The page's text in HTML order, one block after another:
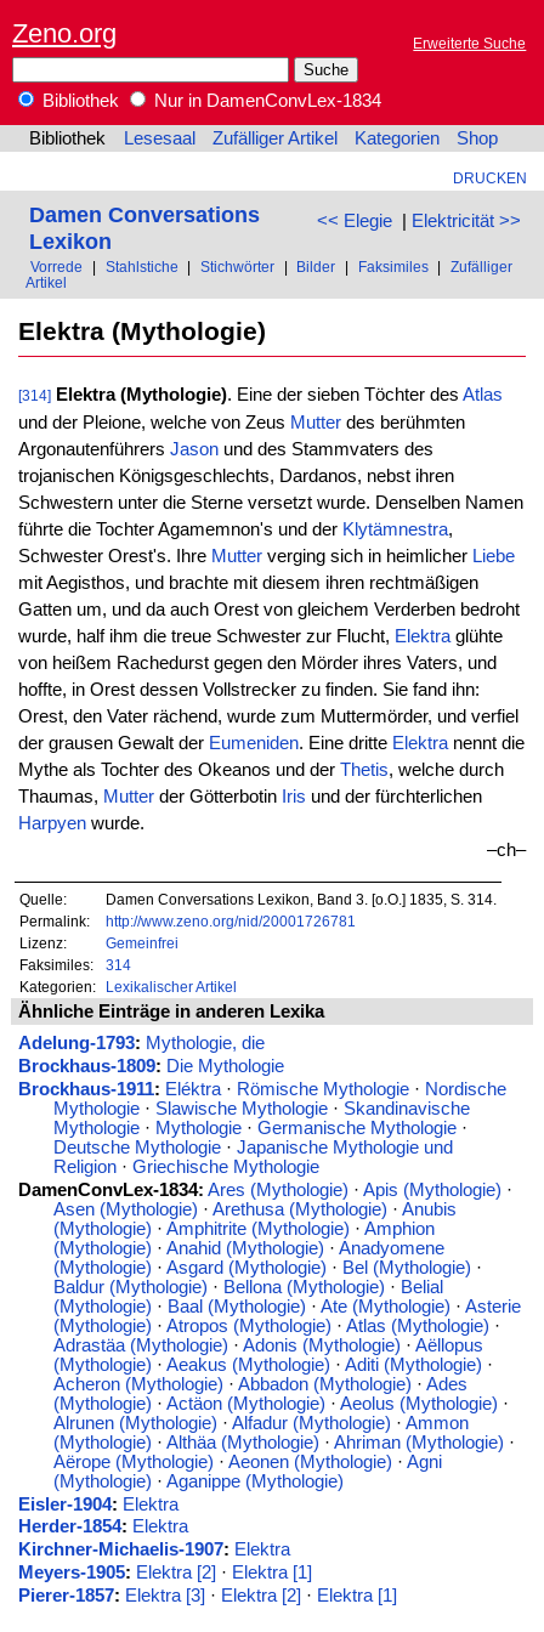
Zeno.org Erweiterte Suche
Bibliothek
Nur in DamenConvLex-1834
Bibliothek
Lesesaal Zufälliger Artikel Kategorien Shop
DRUCKEN
<< Elegie| Elektricität >>
Damen Conversations
Lexikon
Vorrede Stahlstiche Stichwörter Bilder Faksimiles
Zufälliger
Artikel
Elektra (Mythologie)
[314] Elektra (Mythologie). Eine der sieben Töchter des Atlas
und der Pleione, welche von Zeus Mutterdes berühmten
Argonautenführers Jasonund des Stammvaters des
trojanischen Königsgeschlechts, Dardanos, nebst ihren
Schwestern unter die Sterne versetzt wurde. Denselben Namen
führte die Tochter Agamemnon's und der Klytämnestra,
Schwester Orest's. Ihre Mutterverging sich in heimlicher Liebe
mit Aegisthos, und brachte mit diesem ihren rechtmäßigen
Gatten um, und da auch Orest von gleichem Verderben bedroht
wurde, half ihm die treue Schwester zur Flucht, Elektraglühte
von heißem Rachedurst gegen den Mörder ihres Vaters, und
hoffte, in Orest dessen Vollstrecker zu finden. Sie fand ihn:
Orest, den Vater rächend, wurde zum Muttermörder, und verfiel
der grausen Gewalt der Eumeniden. Eine dritte Elektranennt die
Mythe als Tochter des Okeanos und der Thetis, welche durch
Thaumas, Mutterder Götterbotin Iris und der fürchterlichen
Harpyenwurde.
–ch–
Quelle:
Damen Conversations Lexikon, Band 3. [o.O.] 1835, S. 314.
Permalink:
http://www.zeno.org/nid/20001726781
Lizenz:
Gemeinfrei
Faksimiles:
314
Kategorien:
Lexikalischer Artikel
Ähnliche Einträge in anderen Lexika
Adelung-1793: Mythologie, die
Brockhaus-1809: Die Mythologie
Brockhaus-1911: Eléktra· Römische Mythologie· Nordische
Mythologie· Slawische Mythologie· Skandinavische
Mythologie· Mythologie· Germanische Mythologie·
Deutsche Mythologie· Japanische Mythologie und
Religion· Griechische Mythologie
DamenConvLex-1834: Ares (Mythologie) · Apis (Mythologie) ·
Asen (Mythologie) · Arethusa (Mythologie) · Anubis
(Mythologie) · Amphitrite (Mythologie) · Amphion
(Mythologie) · Anahid (Mythologie) · Anadyomene
(Mythologie) · Asgard (Mythologie) · Bel (Mythologie) ·
Baldur (Mythologie) · Bellona (Mythologie) · Belial
(Mythologie) · Baal (Mythologie) · Ate (Mythologie) · Asterie
(Mythologie) · Atropos (Mythologie) · Atlas (Mythologie) ·
Adrastäa (Mythologie) · Adonis (Mythologie) · Aëllopus
(Mythologie) · Aeakus (Mythologie) · Aditi (Mythologie) ·
Acheron (Mythologie) · Abbadon (Mythologie) · Ades
(Mythologie) · Actäon (Mythologie) · Aeolus (Mythologie) ·
Alrunen (Mythologie) · Alfadur (Mythologie) · Ammon
(Mythologie) · Althäa (Mythologie) · Ahriman (Mythologie) ·
Aërope (Mythologie) · Aeonen (Mythologie) · Agni
(Mythologie) · Aganippe (Mythologie)
Eisler-1904: Elektra
Herder-1854: Elektra
Kirchner-Michaelis-1907: Elektra
Meyers-1905: Elektra [2] · Elektra [1]
Pierer-1857: Elektra [3] · Elektra [2] · Elektra [1]